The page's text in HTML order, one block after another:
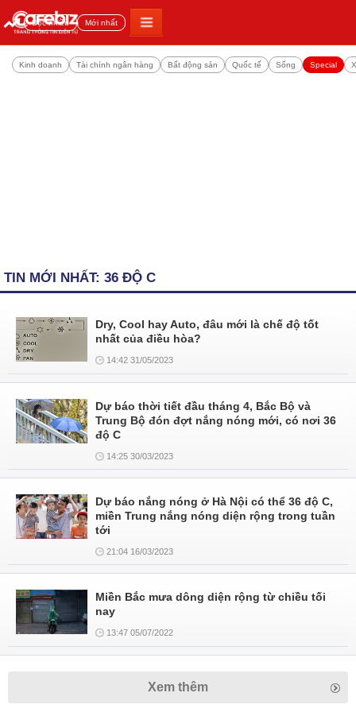
Đọc nhiều Mới nhất
Kinh doanh Tài chính ngân hàng Bất động sản Quốc tế Sống Special
TIN MỚI NHẤT: 36 ĐỘ C
Dry, Cool hay Auto, đâu mới là chế độ tốt
nhất của điều hòa?
14:42 31/05/2023
Dự báo thời tiết đầu tháng 4, Bắc Bộ và
Trung Bộ đón đợt nắng nóng mới, có nơi 36
độ C
14:25 30/03/2023
Dự báo nắng nóng ở Hà Nội có thể 36 độ C,
miền Trung nắng nóng diện rộng trong tuần
tới
21:04 16/03/2023
Miền Bắc mưa dông diện rộng từ chiều tối
nay
13:47 05/07/2022
Xem thêm